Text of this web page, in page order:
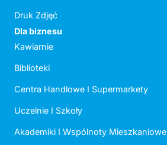
Druk Zdjęć
Dla biznesu
Kawiarnie
Biblioteki
Centra Handlowe I Supermarkety
Uczelnie I Szkoły
Akademiki I Wspólnoty Mieszkaniowe